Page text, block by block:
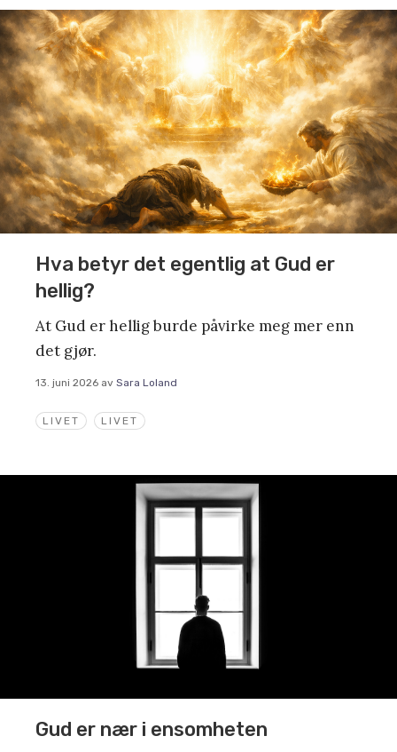
LIVET LIVET
Hva betyr det egentlig at Gud er
hellig?
At Gud er hellig burde påvirke meg mer enn
det gjør.
13. juni 2026 av Sara Loland
Gud er nær i ensomheten